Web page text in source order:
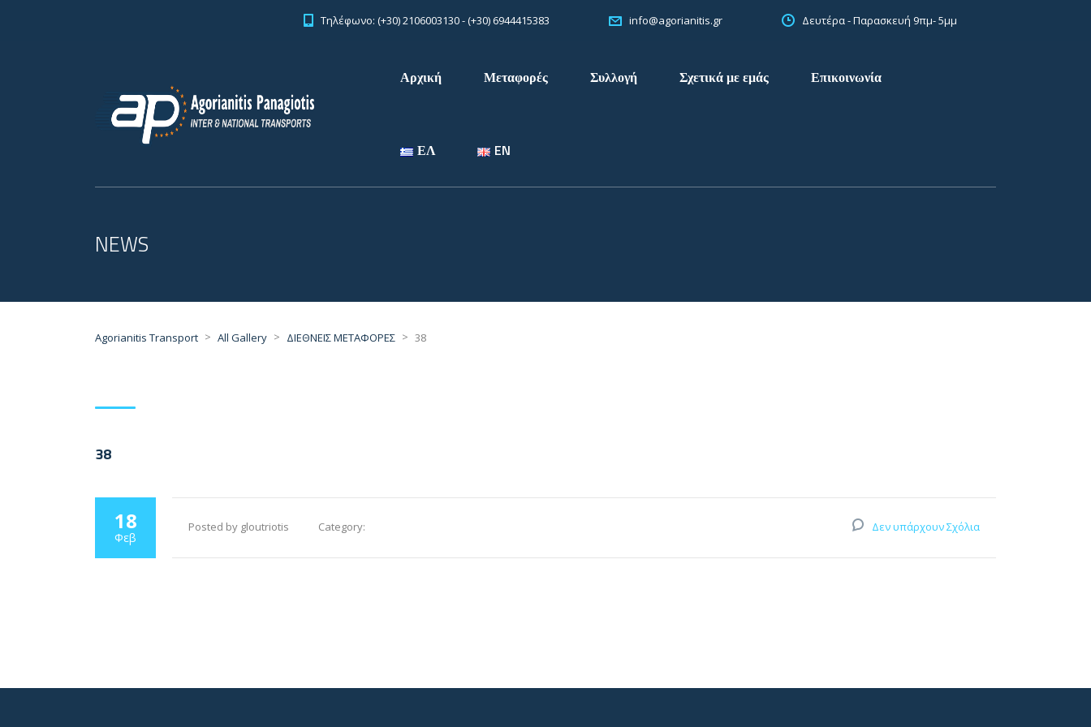
Τηλέφωνο: (+30) 2106003130 - (+30) 6944415383 info@agorianitis.gr Δευτέρα - Παρασκευή 9πμ- 5μμ
Αρχική Μεταφορές Συλλογή Σχετικά με εμάς Επικοινωνία
ΕΛ EN
NEWS
Agorianitis Transport > All Gallery > ΔΙΕΘΝΕΙΣ ΜΕΤΑΦΟΡΕΣ > 38
38
18
Φεβ
Posted by gloutriotis Category: Δεν υπάρχουν Σχόλια